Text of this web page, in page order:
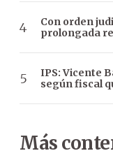
Con orden
prolongada
IPS: Vicente
según fiscal
Más